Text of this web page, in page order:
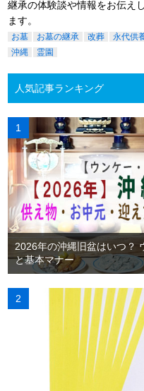
継承の体験談や情報をお伝えし
ます。
お墓 お墓の継承 改葬
永代供
沖縄
霊園
人気記事ランキング
2026年の沖縄旧盆はいつ？
と基本マナー